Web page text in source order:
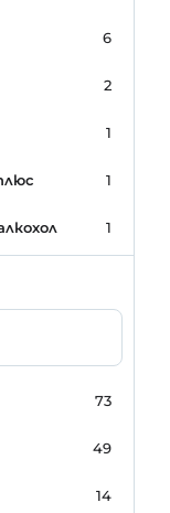
6
2
1
1
1
73
49
14